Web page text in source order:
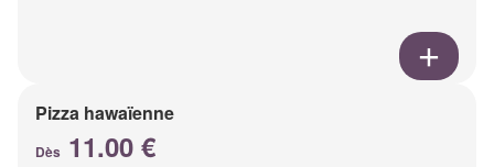
Pizza hawaïenne
Dès 11.00 €